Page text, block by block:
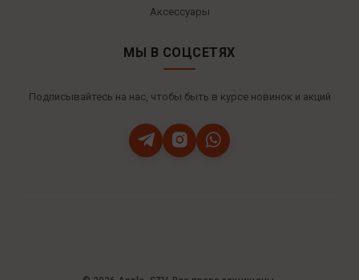
Аксессуары
МЫ В СОЦСЕТЯХ
Подписывайтесь на нас, чтобы быть в курсе новинок и акций